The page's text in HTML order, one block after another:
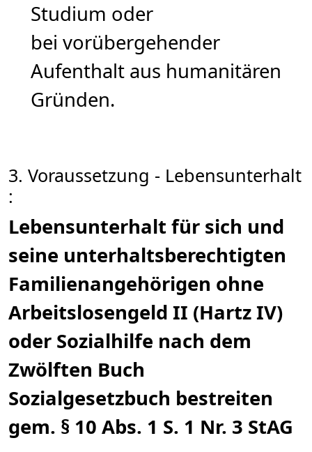
Studium oder
bei vorübergehender
Aufenthalt aus humanitären
Gründen.
3. Voraussetzung - Lebensunterhalt
:
Lebensunterhalt für sich und
seine unterhaltsberechtigten
Familienangehörigen ohne
Arbeitslosengeld II (Hartz IV)
oder Sozialhilfe nach dem
Zwölften Buch
Sozialgesetzbuch bestreiten
gem. § 10 Abs. 1 S. 1 Nr. 3 StAG